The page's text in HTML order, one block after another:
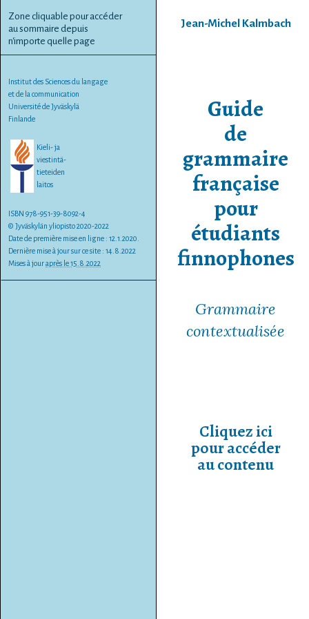
Zone cliquable pour accéder
au sommaire depuis
n'importe quelle page
Institut des Sciences du langage
et de la communication
Université de Jyväskylä
Finlande
Kieli- ja
viestintä-
tieteiden
laitos
ISBN 978-951-39-8092-4
© Jyväskylän yliopisto 2020-2022
Date de première mise en ligne : 12.1.2020.
Dernière mise à jour sur ce site : 14.8.2022
Mises à jouraprès le 15.8.2022
Jean-Michel Kalmbach
Guide
de
grammaire
fran­çaise
pour
étudiants
finnophones
Grammaire
contextualisée
Cliquez ici
pour accéder
au contenu